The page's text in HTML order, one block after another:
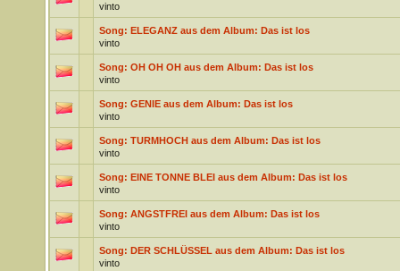
vinto
Song: ELEGANZ aus dem Album: Das ist los
vinto
Song: OH OH OH aus dem Album: Das ist los
vinto
Song: GENIE aus dem Album: Das ist los
vinto
Song: TURMHOCH aus dem Album: Das ist los
vinto
Song: EINE TONNE BLEI aus dem Album: Das ist los
vinto
Song: ANGSTFREI aus dem Album: Das ist los
vinto
Song: DER SCHLÜSSEL aus dem Album: Das ist los
vinto